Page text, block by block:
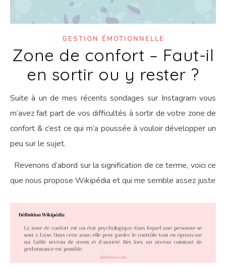
GESTION ÉMOTIONNELLE
Zone de confort – Faut-il
en sortir ou y rester ?
Suite à un de mes récents sondages sur Instagram vous
m’avez fait part de vos difficultés à sortir de votre zone de
confort & c’est ce qui m’a poussée à vouloir développer un
peu sur le sujet.
Revenons d’abord sur la signification de ce terme, voici ce
que nous propose Wikipédia et qui me semble assez juste